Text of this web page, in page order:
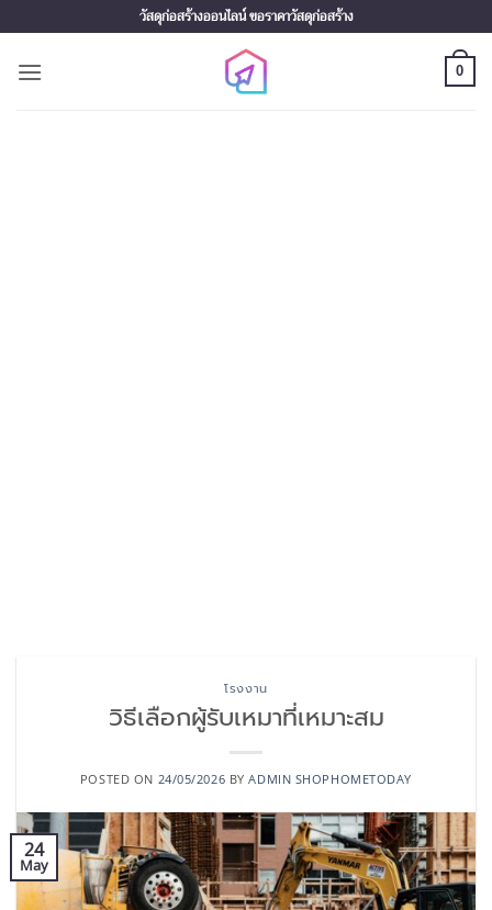
to
content
วัสดุก่อสร้างออนไลน์ ขอราคาวัสดุก่อสร้าง
0
โรงงาน
วิธีเลือกผู้รับเหมาที่เหมาะสม
POSTED ON 24/05/2026 BYADMIN SHOPHOMETODAY
24
May